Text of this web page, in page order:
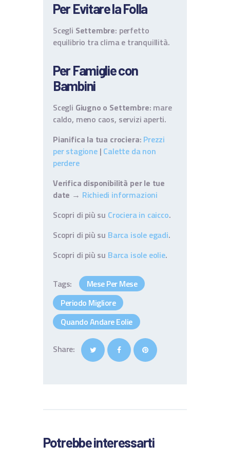
Per Evitare la Folla
Scegli Settembre: perfetto
equilibrio tra clima e tranquillità.
Per Famiglie con
Bambini
Scegli Giugno o Settembre: mare
caldo, meno caos, servizi aperti.
Pianifica la tua crociera: Prezzi
per stagione| Calette da non
perdere
Verifica disponibilità per le tue
date → Richiedi informazioni
Scopri di più su Crociera in caicco.
Scopri di più su Barca isole egadi.
Scopri di più su Barca isole eolie.
Tags:
Mese Per Mese
Periodo Migliore
Quando Andare Eolie
Share:
Potrebbe interessarti